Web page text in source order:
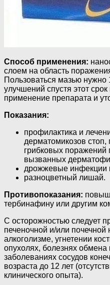
Способ применения:
слоем на область
Пользоваться мазью нужно
улучшений спустя этот срок
применение препарата и
Показания:
профилактика и
дерматомикозов
грибковых поражений
вызванных
дрожжевые инфекции
разноцветный лишай.
Противопоказания:
тербинафину или другим
С осторожностью следует
печеночной и/или почечной
алкоголизме, угнетении
опухолях, болезнях
заболеваниях сосудов
возраста до 12 лет
клинического опыта).